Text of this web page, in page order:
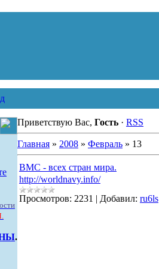
.
Приветствую Вас, Гость· RSS
Главная» 2008 » Февраль » 13
ВМС - всех стран мира.
http://worldnavy.info/
Просмотров: 2231 | Добавил: ru6ls